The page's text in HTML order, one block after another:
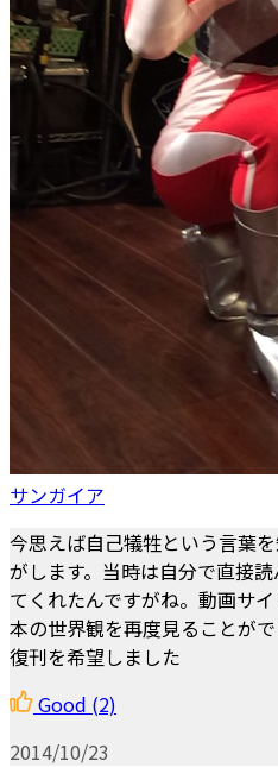
サンガイア
今思えば自己犠牲という言葉
がします。当時は自分で直接
てくれたんですがね。動画サ
本の世界観を再度見ることが
復刊を希望しました
Good (2)
2014/10/23